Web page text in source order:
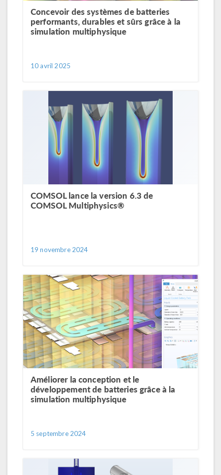
Concevoir des systèmes de batteries
performants, durables et sûrs grâce à la
simulation multiphysique
10 avril 2025
COMSOL lance la version 6.3 de
COMSOL Multiphysics®
19 novembre 2024
Améliorer la conception et le
développement de batteries grâce à la
simulation multiphysique
5 septembre 2024